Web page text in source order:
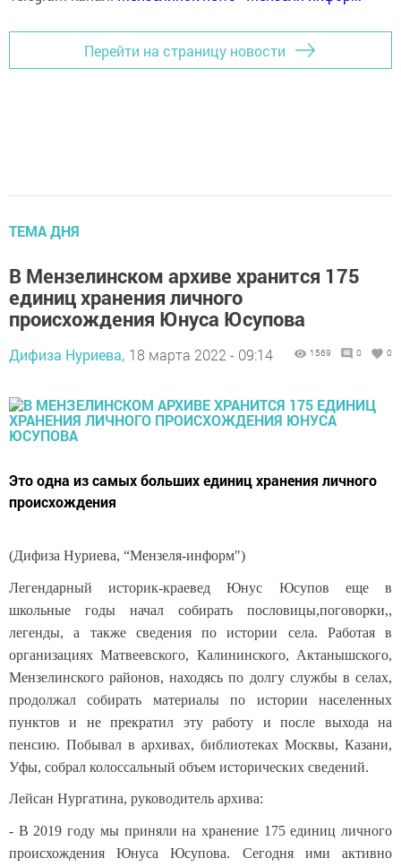
Перейти на страницу новости
ТЕМА ДНЯ
В Мензелинском архиве хранится 175
единиц хранения личного
происхождения Юнуса Юсупова
Дифиза Нуриева, 18 марта 2022 - 09:14 1569 0 0
Это одна из самых больших единиц хранения личного
происхождения
(Дифиза Нуриева, “Мензеля-информ")
Легендарный историк-краевед Юнус Юсупов еще в
школьные годы начал собирать пословицы,поговорки,,
легенды, а также сведения по истории села. Работая в
организациях Матвеевского, Калининского, Актанышского,
Мензелинского районов, находясь по долгу службы в селах,
продолжал собирать материалы по истории населенных
пунктов и не прекратил эту работу и после выхода на
пенсию. Побывал в архивах, библиотеках Москвы, Казани,
Уфы, собрал колоссальный объем исторических сведений.
Лейсан Нургатина, руководитель архива:
- В 2019 году мы приняли на хранение 175 единиц личного
происхождения Юнуса Юсупова. Сегодня ими активно